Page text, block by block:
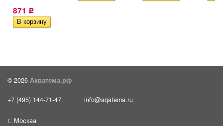
871 Р
© 2026 Акватема.рф
+7 (495) 144-71-47 info@aqatema.ru
г. Москва